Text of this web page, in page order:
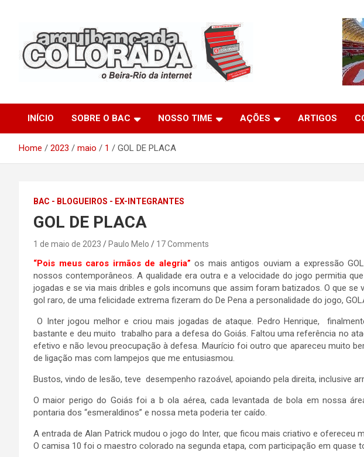
Arquibancada Colorada
INÍCIO SOBRE O BAC NOSSO TIME AÇÕES ARTIGOS
Home 2023 maio 1 GOL DE PLACA
BAC - BLOGUEIROS - EX-INTEGRANTES
GOL DE PLACA
1 de maio de 2023 Paulo Melo 17 Comments
“Pois meus caros irmãos de alegria” os mais antigos ouviam a expressão
nossos contemporâneos. A qualidade era outra e a velocidade do jogo permitia
jogadas e se via mais dribles e gols incomuns que assim foram batizados. O que se
gol raro, de uma felicidade extrema fizeram do De Pena a personalidade do jogo,
O Inter jogou melhor e criou mais jogadas de ataque. Pedro Henrique,
bastante e deu muito trabalho para a defesa do Goiás. Faltou uma referência no
efetivo e não levou preocupação à defesa. Maurício foi outro que apareceu muito
de ligação mas com lampejos que me entusiasmou.
Bustos, vindo de lesão, teve desempenho razoável, apoiando pela direita, inclusive
O maior perigo do Goiás foi a b ola aérea, cada levantada de bola em nossa
pontaria dos “esmeraldinos” e nossa meta poderia ter caído.
A entrada de Alan Patrick mudou o jogo do Inter, que ficou mais criativo e ofereceu
O camisa 10 foi o maestro colorado na segunda etapa, com participação em quase